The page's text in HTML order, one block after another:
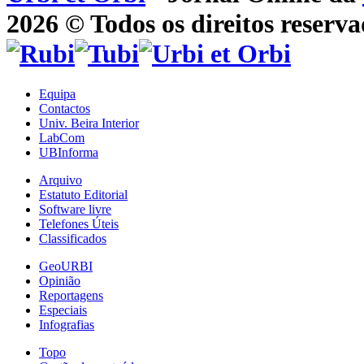
2026 © Todos os direitos
Equipa
Contactos
Univ. Beira Interior
LabCom
UBInforma
Arquivo
Estatuto Editorial
Software livre
Telefones Úteis
Classificados
GeoURBI
Opinião
Reportagens
Especiais
Infografias
Topo